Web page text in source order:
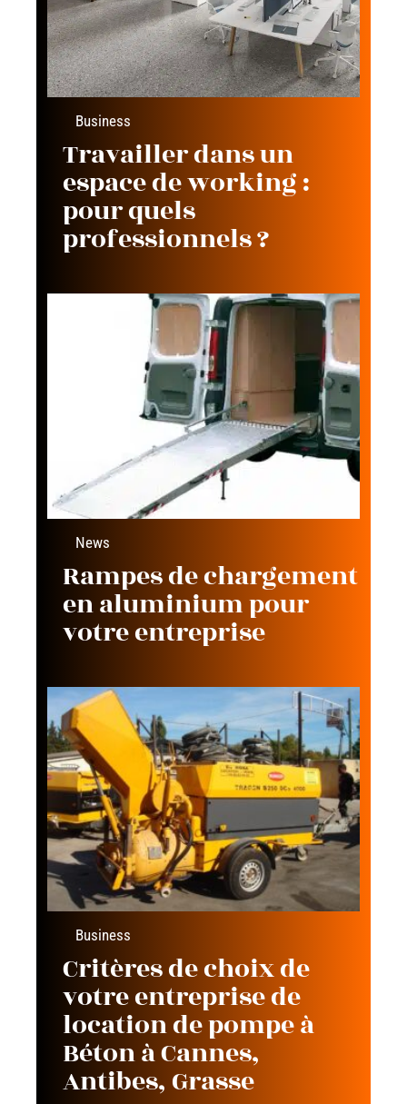
Business
Travailler dans un
espace de working :
pour quels
professionnels ?
News
Rampes de chargement
en aluminium pour
votre entreprise
Business
Critères de choix de
votre entreprise de
location de pompe à
Béton à Cannes,
Antibes, Grasse